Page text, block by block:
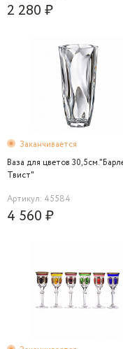
2 280 ₽
Заканчивается
Ваза для цветов
Твист"
Артикул: 45584
4 560 ₽